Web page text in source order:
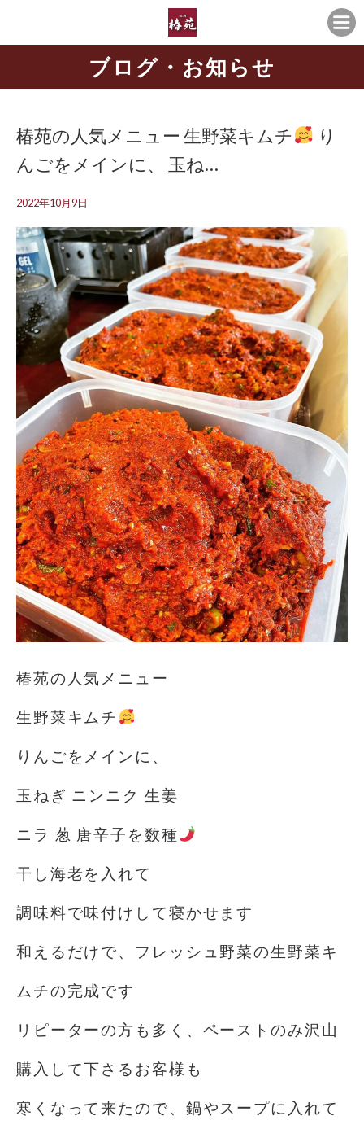
ブログ・お知らせ
椿苑の人気メニュー 生野菜キムチ
り
んごをメインに、 玉ね…
2022年10月9日
椿苑の人気メニュー
生野菜キムチ
りんごをメインに、
玉ねぎ ニンニク 生姜
ニラ 葱 唐辛子を数種
干し海老を入れて
調味料で味付けして寝かせます
和えるだけで、フレッシュ野菜の生野菜キ
ムチの完成です
リピーターの方も多く、ペーストのみ沢山
購入して下さるお客様も
寒くなって来たので、鍋やスープに入れて